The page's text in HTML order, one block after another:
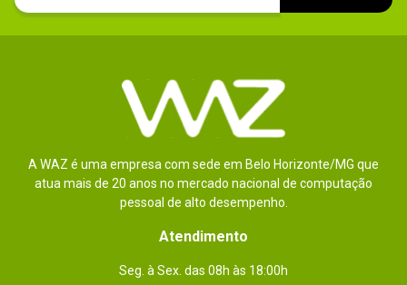
Comprimento Cabo PCI-E 8 Pinos 6+2: 75 cm
1x Fonte de alimentação
1x Cabo de energia
1x Manual
A WAZ é uma empresa com sede em Belo Horizonte/MG que
atua mais de 20 anos no mercado nacional de computação
pessoal de alto desempenho.
Atendimento
Seg. à Sex. das 08h às 18:00h